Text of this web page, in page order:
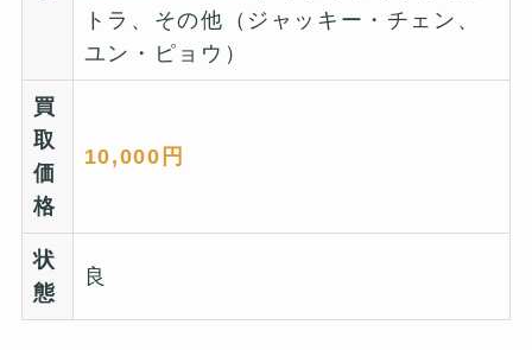
トラ、その他（ジャッキー・チェン、
ユン・ピョウ）
買
取
価
格
10,000円
状
態
良